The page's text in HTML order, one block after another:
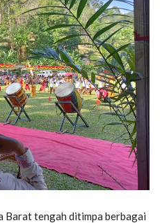
Barat tengah ditimpa berbagai